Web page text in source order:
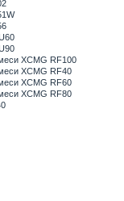
XCMG RF100
XCMG RF40
XCMG RF60
XCMG RF80